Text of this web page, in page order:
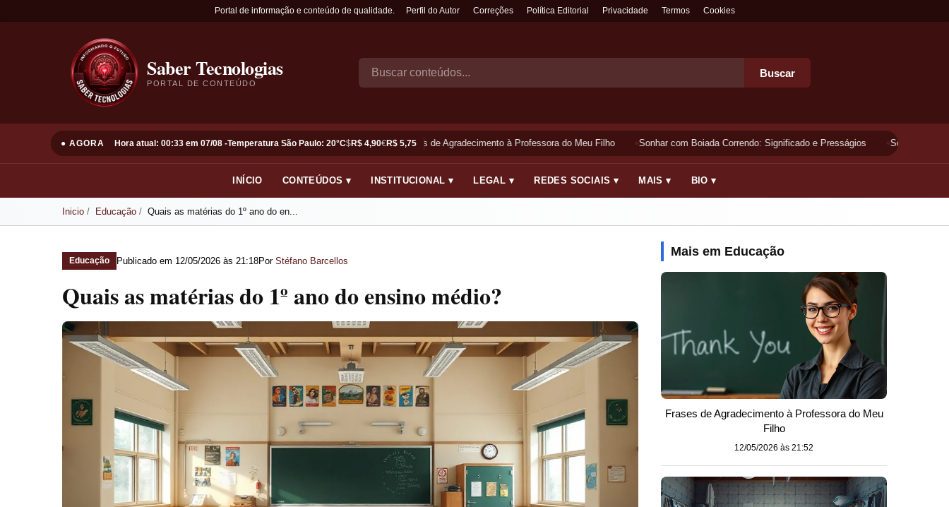
Portal de informação e conteúdo de qualidade. Perfil do Autor Correções Política Editorial Privacidade Termos Cookies
Saber Tecnologias
PORTAL DE CONTEÚDO
Buscar
● AGORA Hora atual: 00:33 em 07/08 -Temperatura São Paulo: 20°C$R$ 4,90€R$ 5,75
Frases de Agradecimento à Professora do Meu Filho Sonhar com Boiada Correndo: Significado e Presságios Sonhar
INÍCIO CONTEÚDOS ▾ INSTITUCIONAL ▾ LEGAL ▾ REDES SOCIAIS ▾ MAIS ▾ BIO ▾
Inicio Educação Quais as matérias do 1º ano do en...
Educação Publicado em 12/05/2026 às 21:18Por Stéfano Barcellos
Quais as matérias do 1º ano do ensino médio?
Mais em Educação
Frases de Agradecimento à Professora do Meu
Filho
12/05/2026 às 21:52